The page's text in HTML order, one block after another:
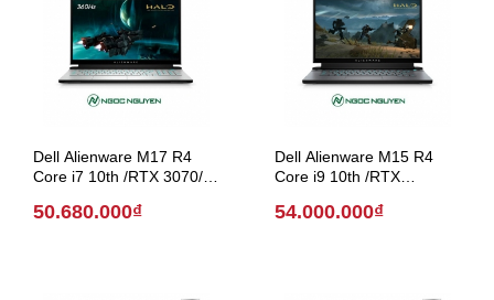
Dell Alienware M17 R4
Core i7 10th /RTX 3070/
50.680.000₫
Dell Alienware M15 R4
Core i9 10th /RTX
2020)
54.000.000₫